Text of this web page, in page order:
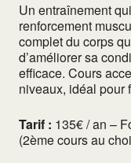
Un entraînement
renforcement
complet du corps
d’améliorer sa
efficace. Cours
niveaux, idéal pour
Tarif : 135€ / an –
(2ème cours au